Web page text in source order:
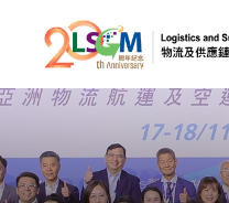
跳到内容（